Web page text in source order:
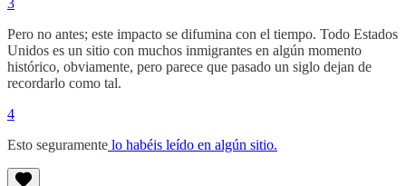
Pero no antes; este impacto se difumina con el tiempo. Todo Estados
Unidos es un sitio con muchos inmigrantes en algún momento
histórico, obviamente, pero parece que pasado un siglo dejan de
recordarlo como tal.
4
Esto seguramente lo habéis leído en algún sitio.